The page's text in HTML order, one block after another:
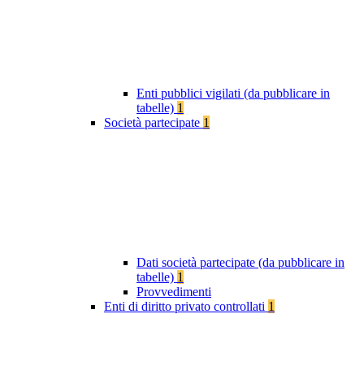
Enti pubblici vigilati (da pubblicare in
tabelle) 1
Società partecipate 1
Dati società partecipate (da pubblicare in
tabelle) 1
Provvedimenti
Enti di diritto privato controllati 1